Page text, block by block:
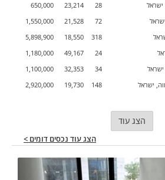
ישראל 28
23,214
650,000
72
21,528
1,550,000
318
18,550
5,898,900
24
49,167
1,180,000
34
32,353
1,100,000
148
19,730
2,920,000
הצג עוד
הצג עוד נכסים דומים >